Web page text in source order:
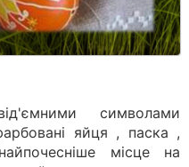
символами
яйця , паска ,
місце на